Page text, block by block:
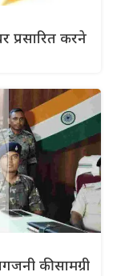
प्रसारित करने
की सामग्री